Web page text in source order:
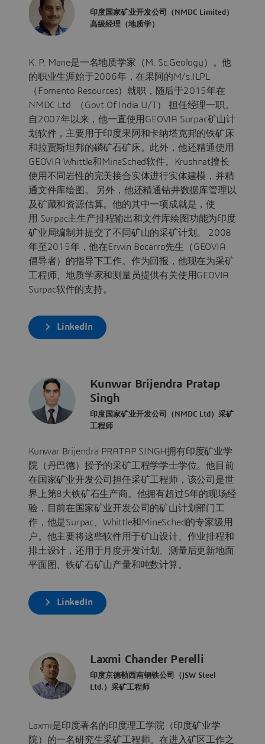
印度国家矿业开发公司（NMDC Limited）
高级经理（地质学）
K. P. Mane是一名地质学家（M. Sc.Geology）。他
的职业生涯始于2006年，在果阿的M/s.ILPL
（Fomento Resources）就职，随后于2015年在
NMDC Ltd. （Govt.Of India U/T） 担任经理一职。
自2007年以来，他一直使用GEOVIA Surpac矿山计
划软件，主要用于印度果阿和卡纳塔克邦的铁矿床
和拉贾斯坦邦的磷矿石矿床。此外，他还精通使用
GEOVIA Whittle和MineSched软件。Krushnat擅长
使用不同岩性的完美接合实体进行实体建模，并精
通文件库绘图。 另外，他还精通钻井数据库管理以
及矿藏和资源估算。他的其中一项成就是，使
用 Surpac主生产排程输出和文件库绘图功能为印度
矿业局编制并提交了不同矿山的采矿计划。 2008
年至2015年，他在Erwin Bocarro先生（GEOVIA
倡导者）的指导下工作。作为回报，他现在为采矿
工程师、地质学家和测量员提供有关使用GEOVIA
Surpac软件的支持。
LinkedIn
Kunwar Brijendra Pratap
Singh
印度国家矿业开发公司（NMDC Ltd）采矿
工程师
Kunwar Brijendra PRATAP SINGH拥有印度矿业学
院（丹巴德）授予的采矿工程学学士学位。他目前
在国家矿业开发公司担任采矿工程师，该公司是世
界上第8大铁矿石生产商。他拥有超过5年的现场经
验，目前在国家矿业开发公司的矿山计划部门工
作，他是Surpac、Whittle和MineSched的专家级用
户。他主要将这些软件用于矿山设计、作业排程和
排土设计，还用于月度开发计划、测量后更新地面
平面图、铁矿石矿山产量和吨数计算。
LinkedIn
Laxmi Chander Perelli
印度京德勒西南钢铁公司（JSW Steel
Ltd.）采矿工程师
Laxmi是印度著名的印度理工学院（印度矿业学
院）的一名研究生采矿工程师。在进入矿区工作之